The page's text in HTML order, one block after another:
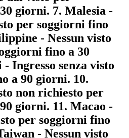
giorni. 7. Malesia -
per soggiorni fino
- Nessun visto
fino a 30
- Ingresso senza visto
a 90 giorni. 10.
non richiesto per
giorni. 11. Macao -
per soggiorni fino
- Nessun visto